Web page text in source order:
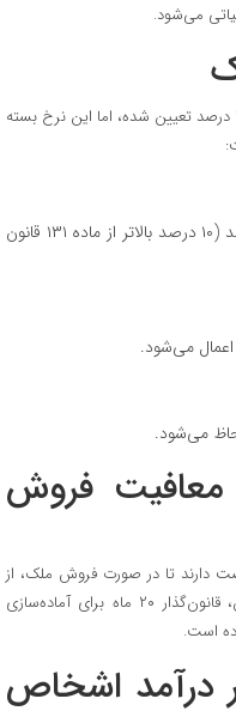
می‌شود.
پایه مالیات بر عایدی سرمایه برای املاک ۳۰ درصد تعیین شده، اما این نرخ بسته
نرخ مالیات ۳۵ درصد (۱۰ درصد بالاتر از ماده ۱۳۱ قانون
می‌شود.
فروش
دارند تا در صورت فروش ملک، از
مالیات بر عایدی سرمایه معاف شوند. همچنین، قانون‌گذار ۲۰ ماه برای آماده‌سازی
است.
درآمد اشخاص